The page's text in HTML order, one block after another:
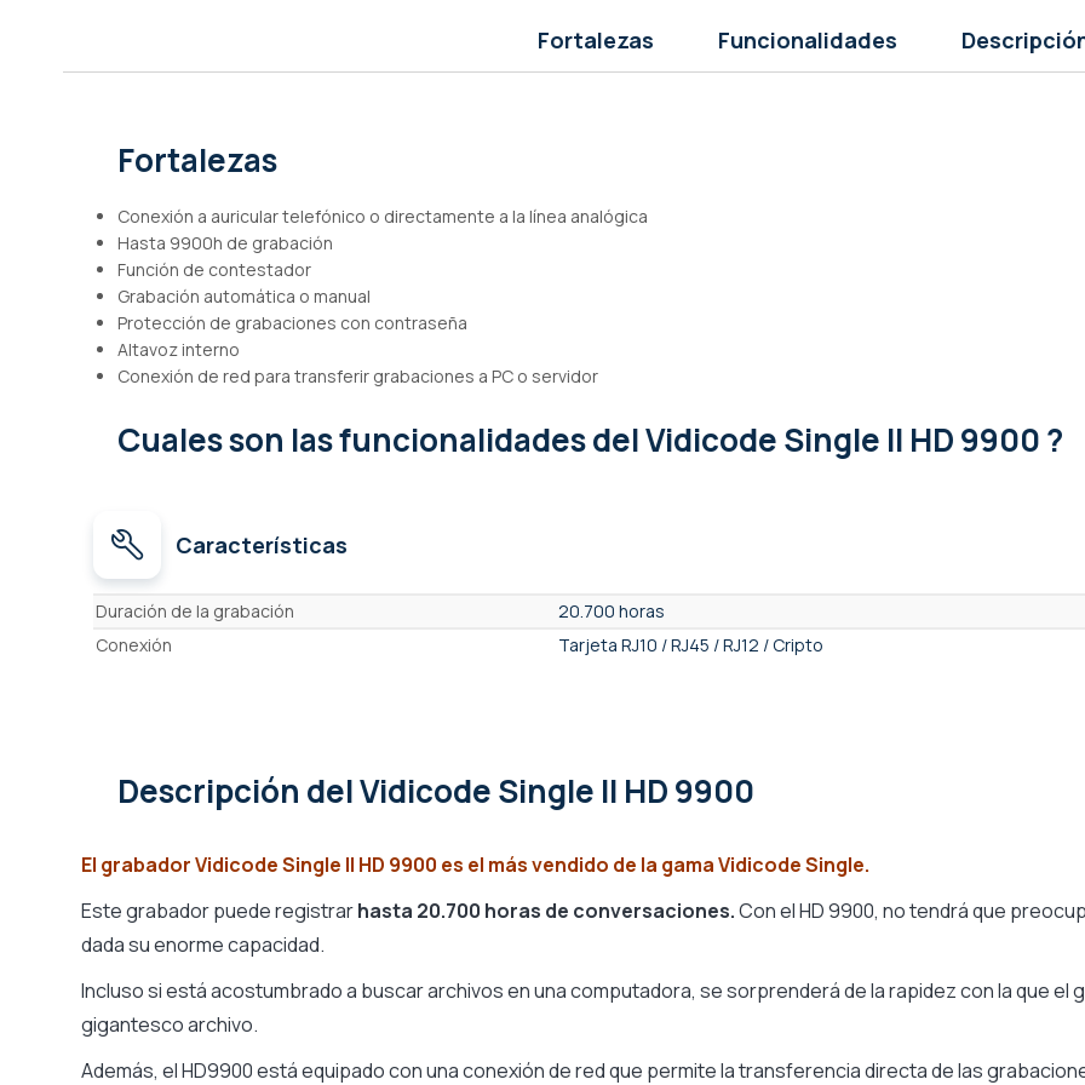
Fortalezas Funcionalidades
Fortalezas
Conexión a auricular telefónico o directamente a la línea analógica
Hasta 9900h de grabación
Función de contestador
Grabación automática o manual
Protección de grabaciones con contraseña
Altavoz interno
Conexión de red para transferir grabaciones a PC o servidor
Cuales son las funcionalidadesdel Vidicode Single II HD 9900 ?
Características
Características
Duración de la grabación
20.700 horas
Conexión
Tarjeta RJ10 / RJ45 / RJ12 / Cripto
Descripción del Vidicode Single II HD 9900
El grabador Vidicode Single II HD 9900 es el más vendido de la gama Vidicode Single.
Este grabador puede registrarhasta 20.700 horas de conversaciones.Con el HD 9900, no tendrá que
dada su enorme capacidad.
Incluso si está acostumbrado a buscar archivos en una computadora, se sorprenderá de la rapidez con la que
gigantesco archivo.
Además, el HD9900 está equipado con una conexión de red que permite la transferencia directa de las